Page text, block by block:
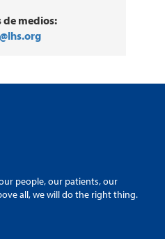
de medios:
people, our patients, our
all, we will do the right thing.